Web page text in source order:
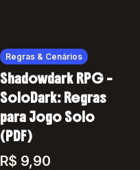
Regras & Cenários
Shadowdark RPG –
SoloDark: Regras
para Jogo Solo
(PDF)
R$ 9,90